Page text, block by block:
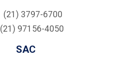
(21) 3797-6700
(21) 97156-4050
SAC